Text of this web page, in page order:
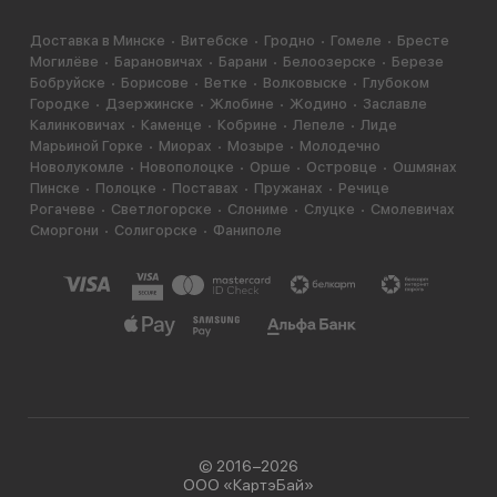
Доставка в Минске Витебске Гродно Гомеле
Бресте
Могилёве
Барановичах Барани Белоозерске
Березе
Бобруйске
Борисове Ветке Волковыске
Глубоком
Городке
Дзержинске Жлобине Жодино
Заславле
Калинковичах
Каменце Кобрине Лепеле
Лиде
Марьиной Горке
Миорах Мозыре
Молодечно
Новолукомле
Новополоцке Орше Островце
Ошмянах
Пинске
Полоцке Поставах Пружанах
Речице
Рогачеве
Светлогорске Слониме Слуцке
Смолевичах
Сморгони
Солигорске Фаниполе
© 2016−2026
ООО «КартэБай»